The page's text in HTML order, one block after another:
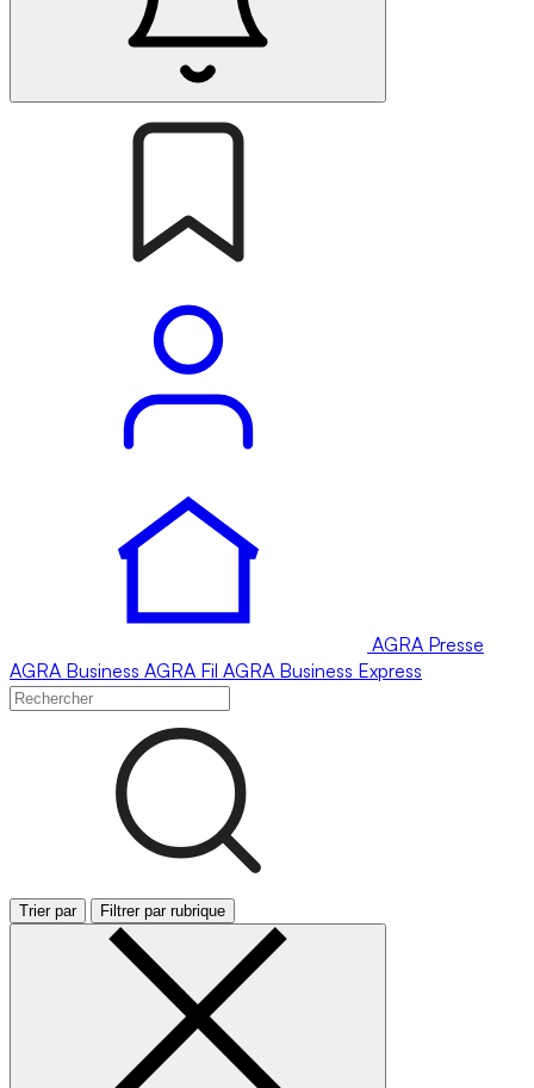
AGRA Presse
AGRA Business AGRA Fil AGRA Business Express
Trier par Filtrer par rubrique